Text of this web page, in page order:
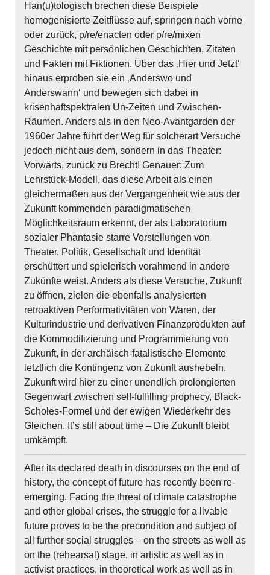
Han(u)tologisch brechen diese Beispiele
homogenisierte Zeitflüsse auf, springen nach vorne
oder zurück, p/re/enacten oder p/re/mixen
Geschichte mit persönlichen Geschichten, Zitaten
und Fakten mit Fiktionen. Über das ‚Hier und Jetzt‘
hinaus erproben sie ein ‚Anderswo und
Anderswann‘ und bewegen sich dabei in
krisenhaftspektralen Un-Zeiten und Zwischen-
Räumen. Anders als in den Neo-Avantgarden der
1960er Jahre führt der Weg für solcherart Versuche
jedoch nicht aus dem, sondern in das Theater:
Vorwärts, zurück zu Brecht! Genauer: Zum
Lehrstück-Modell, das diese Arbeit als einen
gleichermaßen aus der Vergangenheit wie aus der
Zukunft kommenden paradigmatischen
Möglichkeitsraum erkennt, der als Laboratorium
sozialer Phantasie starre Vorstellungen von
Theater, Politik, Gesellschaft und Identität
erschüttert und spielerisch vorahmend in andere
Zukünfte weist. Anders als diese Versuche, Zukunft
zu öffnen, zielen die ebenfalls analysierten
retroaktiven Performativitäten von Waren, der
Kulturindustrie und derivativen Finanzprodukten auf
die Kommodifizierung und Programmierung von
Zukunft, in der archäisch-fatalistische Elemente
letztlich die Kontingenz von Zukunft aushebeln.
Zukunft wird hier zu einer unendlich prolongierten
Gegenwart zwischen self-fulfilling prophecy, Black-
Scholes-Formel und der ewigen Wiederkehr des
Gleichen. It’s still about time – Die Zukunft bleibt
umkämpft.
After its declared death in discourses on the end of
history, the concept of future has recently been re-
emerging. Facing the threat of climate catastrophe
and other global crises, the struggle for a livable
future proves to be the precondition and subject of
all further social struggles – on the streets as well as
on the (rehearsal) stage, in artistic as well as in
activist practices, in theoretical work as well as in